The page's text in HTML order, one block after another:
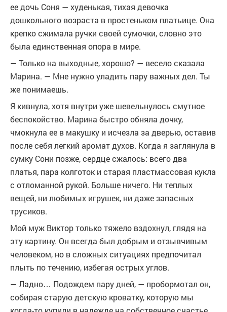
ее дочь Соня — худенькая, тихая девочка
дошкольного возраста в простеньком платьице. Она
крепко сжимала ручки своей сумочки, словно это
была единственная опора в мире.
— Только на выходные, хорошо? — весело сказала
Марина. — Мне нужно уладить пару важных дел. Ты
же понимаешь.
Я кивнула, хотя внутри уже шевельнулось смутное
беспокойство. Марина быстро обняла дочку,
чмокнула ее в макушку и исчезла за дверью, оставив
после себя легкий аромат духов. Когда я заглянула в
сумку Сони позже, сердце сжалось: всего два
платья, пара колготок и старая пластмассовая кукла
с отломанной рукой. Больше ничего. Ни теплых
вещей, ни любимых игрушек, ни даже запасных
трусиков.
Мой муж Виктор только тяжело вздохнул, глядя на
эту картину. Он всегда был добрым и отзывчивым
человеком, но в сложных ситуациях предпочитал
плыть по течению, избегая острых углов.
— Ладно… Подождем пару дней, — пробормотал он,
собирая старую детскую кроватку, которую мы